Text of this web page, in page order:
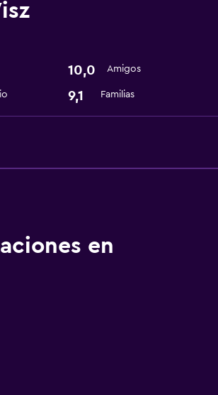
fumadores
10,0 Amigos
9,1 Familias
en